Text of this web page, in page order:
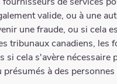
valide, ou à une
une fraude, ou si cela
tribunaux canadiens,
si cela s'avère
à des